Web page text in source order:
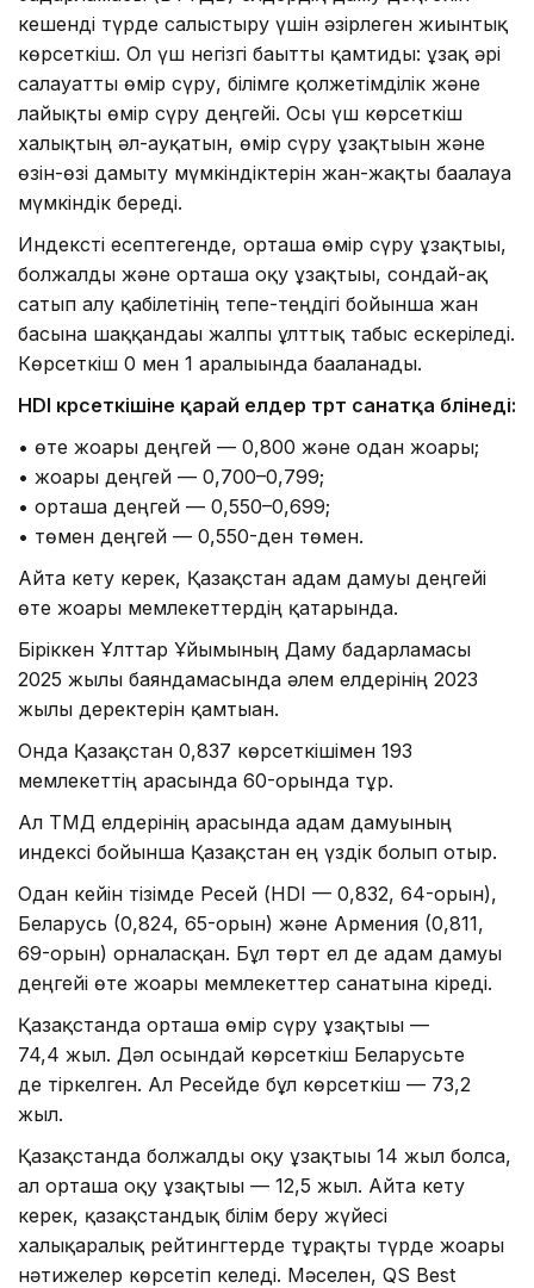
кешенді түрде салыстыру үшін әзірлеген жиынтық
көрсеткіш. Ол үш негізгі бағытты қамтиды: ұзақ әрі
салауатты өмір сүру, білімге қолжетімділік және
лайықты өмір сүру деңгейі. Осы үш көрсеткіш
халықтың әл-ауқатын, өмір сүру ұзақтығын және
өзін-өзі дамыту мүмкіндіктерін жан-жақты бағалауға
мүмкіндік береді.
Индексті есептегенде, орташа өмір сүру ұзақтығы,
болжалды және орташа оқу ұзақтығы, сондай-ақ
сатып алу қабілетінің тепе-теңдігі бойынша жан
басына шаққандағы жалпы ұлттық табыс ескеріледі.
Көрсеткіш 0 мен 1 аралығында бағаланады.
HDI көрсеткішіне қарай елдер төрт санатқа бөлінеді:
• өте жоғары деңгей — 0,800 және одан жоғары;
• жоғары деңгей — 0,700–0,799;
• орташа деңгей — 0,550–0,699;
• төмен деңгей — 0,550-ден төмен.
Айта кету керек, Қазақстан адам дамуы деңгейі
өте жоғары мемлекеттердің қатарында.
Біріккен Ұлттар Ұйымының Даму бағдарламасы
2025 жылғы баяндамасында әлем елдерінің 2023
жылғы деректерін қамтыған.
Онда Қазақстан 0,837 көрсеткішімен 193
мемлекеттің арасында 60-орында тұр.
Ал ТМД елдерінің арасында адам дамуының
индексі бойынша Қазақстан ең үздік болып отыр.
Одан кейін тізімде Ресей (HDI — 0,832, 64-орын),
Беларусь (0,824, 65-орын) және Армения (0,811,
69-орын) орналасқан. Бұл төрт ел де адам дамуы
деңгейі өте жоғары мемлекеттер санатына кіреді.
Қазақстанда орташа өмір сүру ұзақтығы —
74,4 жыл. Дәл осындай көрсеткіш Беларусьте
де тіркелген. Ал Ресейде бұл көрсеткіш — 73,2
жыл.
Қазақстанда болжалды оқу ұзақтығы 14 жыл болса,
ал орташа оқу ұзақтығы — 12,5 жыл. Айта кету
керек, қазақстандық білім беру жүйесі
халықаралық рейтингтерде тұрақты түрде жоғары
нәтижелер көрсетіп келеді. Мәселен, QS Best